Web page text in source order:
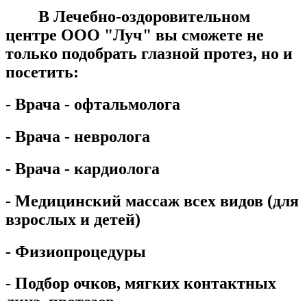
В Лечебно-оздоровительном
центре ООО "Луч" вы сможете не
только подобрать глазной протез, но и
посетить:
- Врача - офтальмолога
- Врача - невролога
- Врача - кардиолога
- Медицинский массаж всех видов (для
взрослых и детей)
- Физиопроцедуры
- Подбор очков, мягких контактных